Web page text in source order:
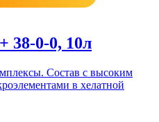
0-0, 10л
Состав с высоким
в хелатной